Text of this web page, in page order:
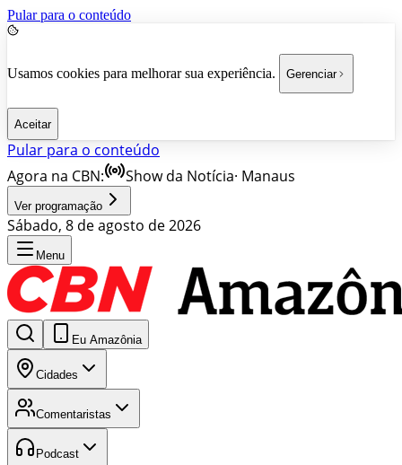
Pular para o conteúdo
Usamos cookies para melhorar sua experiência. Gerenciar
Aceitar
Pular para o conteúdo
Agora na CBN:
Show da Notícia· Manaus
Ver programação
Sábado, 8 de agosto de 2026
Menu
Eu Amazônia
Cidades
Comentaristas
Podcast